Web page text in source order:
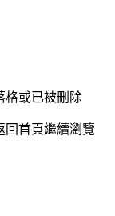
格或已被刪除
回首頁繼續瀏覽